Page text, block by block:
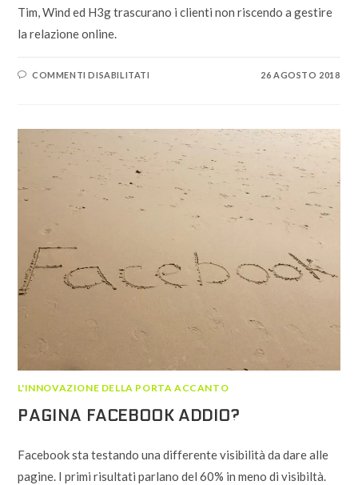
Tim, Wind ed H3g trascurano i clienti non riscendo a gestire
la relazione online.
COMMENTI DISABILITATI
LA
DISAFFEZIONE
SOCIAL
VERSO
GLI
OPERATORI
DI
TELEFONIA.
26 AGOSTO 2018
L'INNOVAZIONE DELLA PORTA ACCANTO
PAGINA FACEBOOK ADDIO?
Facebook sta testando una differente visibilità da dare alle
pagine. I primi risultati parlano del 60% in meno di visibiltà.